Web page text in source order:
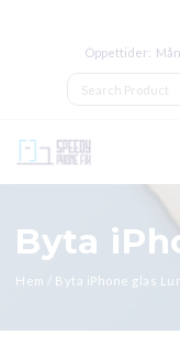
Öppettider:
Byta
Hem / Byta iPhone glas